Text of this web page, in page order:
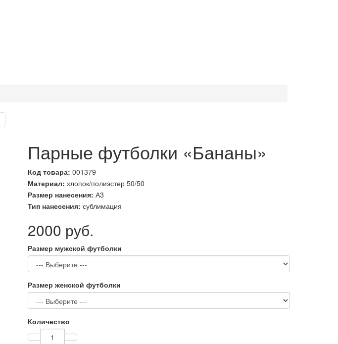
Парные футболки «Бананы»
Код товара: 001379
Материал: хлопок/полиэстер 50/50
Размер нанесения: А3
Тип нанесения: сублимация
2000 руб.
Размер мужской футболки
Размер женской футболки
Количество